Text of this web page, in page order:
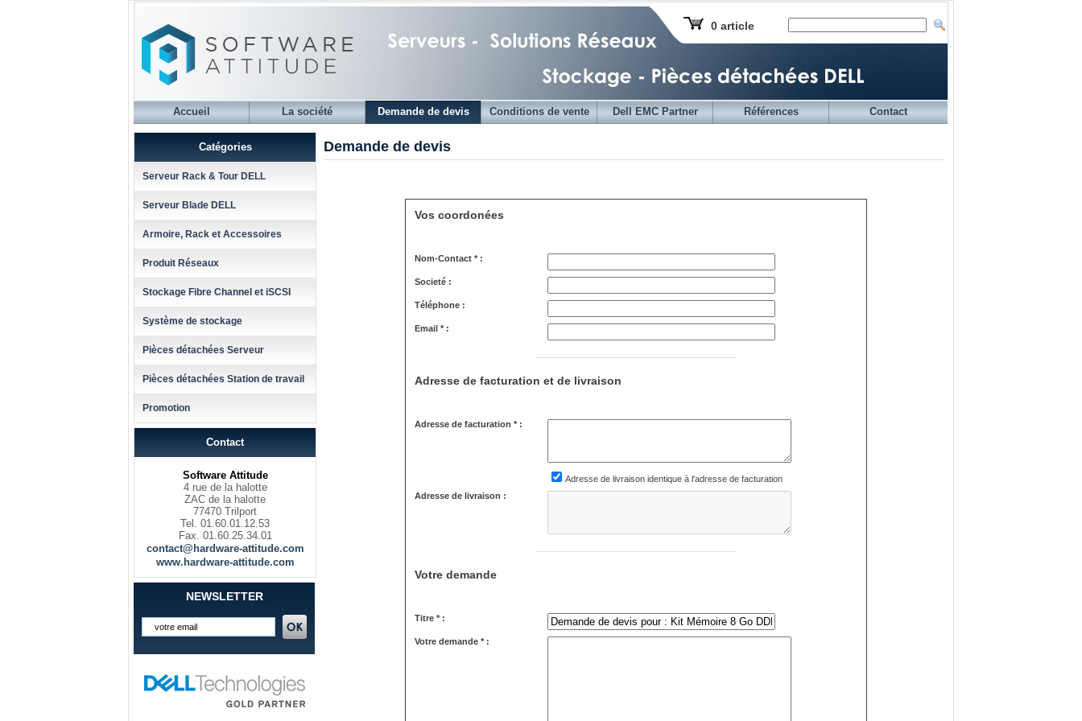
0 article
Accueil La société Demande de devis Conditions de vente Dell EMC Partner Références Contact
Catégories
Serveur Rack & Tour DELL
Serveur Blade DELL
Armoire, Rack et Accessoires
Produit Réseaux
Stockage Fibre Channel et iSCSI
Système de stockage
Pièces détachées Serveur
Pièces détachées Station de travail
Promotion
Contact
Software Attitude
4 rue de la halotte
ZAC de la halotte
77470 Trilport
Tel. 01.60.01.12.53
Fax. 01.60.25.34.01
contact@hardware-attitude.com
www.hardware-attitude.com
NEWSLETTER
Demande de devis
Vos coordonées
Nom-Contact * :
Societé :
Téléphone :
Email * :
Adresse de facturation et de livraison
Adresse de facturation * :
Adresse de livraison identique à l'adresse de facturation
Adresse de livraison :
Votre demande
Titre * :
Votre demande * :